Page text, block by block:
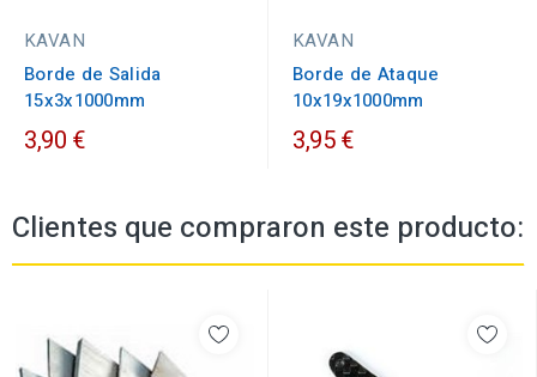
KAVAN
Borde de Salida
15x3x1000mm
3,90 €
KAVAN
Borde de Ataque
10x19x1000mm
3,95 €
Clientes que compraron este producto: